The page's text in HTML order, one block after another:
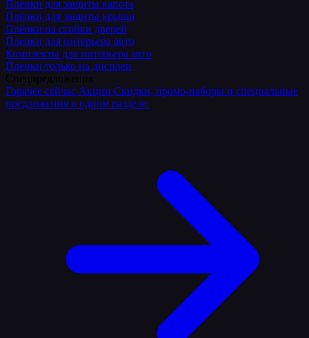
Плёнки для защиты капота
Плёнки для защиты крыши
Плёнки на стойки дверей
Пленки для интерьера авто
Комплекты для интерьера авто
Пленки только на дисплеи
Горячее сейчас Акции Скидки, промо-наборы и специальные
предложения в одном разделе.